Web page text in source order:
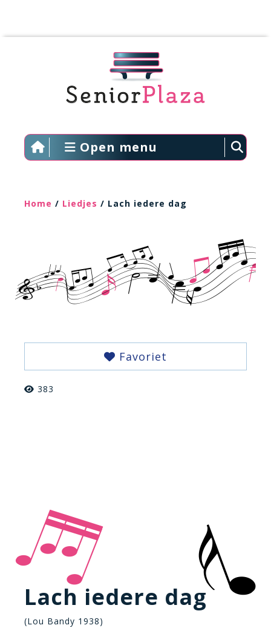
Open menu
Home / Liedjes / Lach iedere dag
Favoriet
383
Lach iedere dag
(Lou Bandy 1938)